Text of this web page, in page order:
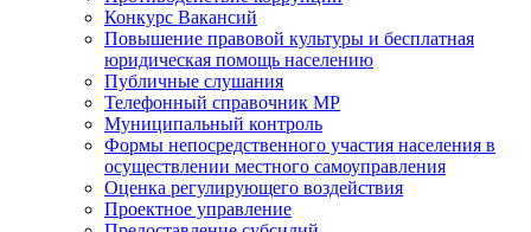
Конкурс Вакансий
Повышение правовой культуры и бесплатная
юридическая помощь населению
Публичные слушания
Телефонный справочник МР
Муниципальный контроль
Формы непосредственного участия населения в
осуществлении местного самоуправления
Оценка регулирующего воздействия
Проектное управление